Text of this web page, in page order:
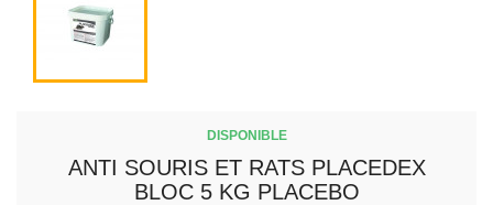
DISPONIBLE
ANTI SOURIS ET RATS PLACEDEX
BLOC 5 KG PLACEBO